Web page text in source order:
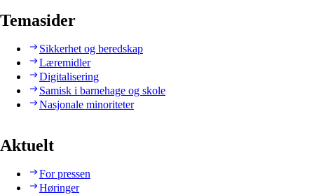
Temasider
Sikkerhet og beredskap
Læremidler
Digitalisering
Samisk i barnehage og skole
Nasjonale minoriteter
Aktuelt
For pressen
Høringer